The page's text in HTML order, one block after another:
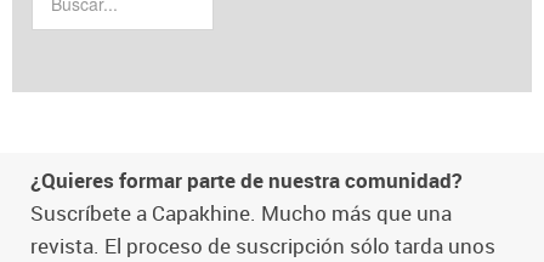
¿Quieres formar parte de nuestra comunidad?
Suscríbete a Capakhine. Mucho más que una
revista. El proceso de suscripción sólo tarda unos